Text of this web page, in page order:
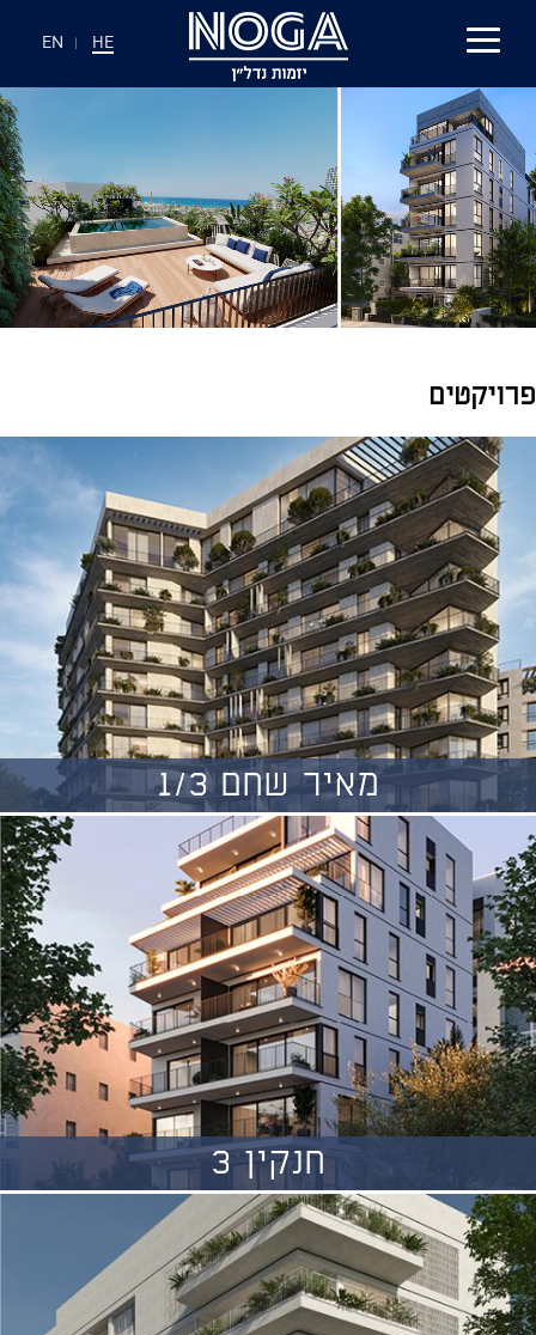
EN | HE
מאיר שחם 1/3
חנקין 3